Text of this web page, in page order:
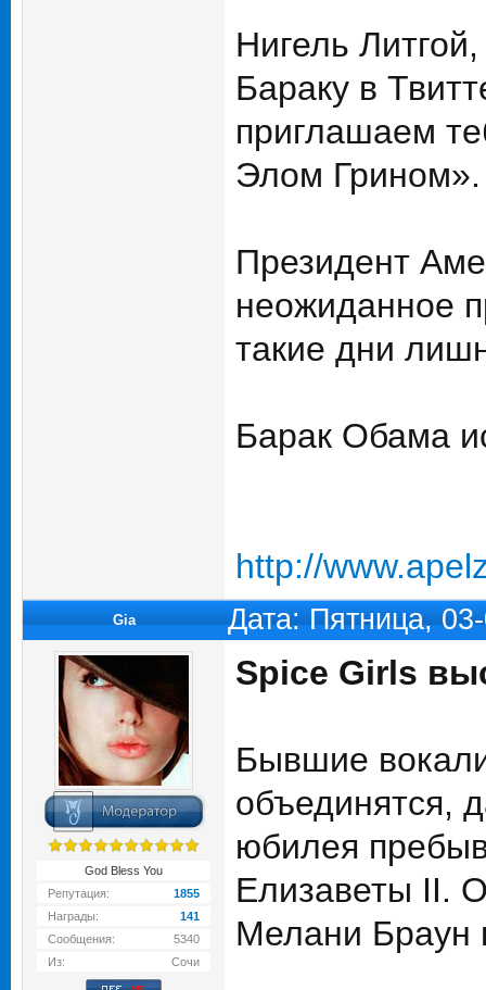
Нигель
Бараку в
приглашаем
Элом Грином».
Президент
неожиданное
такие дни
Барак Обама
http://
Gia Дата: Пятница,
God Bless You
Репутация:
1855
Награды:
141
Сообщения:
5340
Из:
Сочи
Spice Girls
Бывшие
объединятся,
юбилея
Елизаветы II.
Мелани Браун